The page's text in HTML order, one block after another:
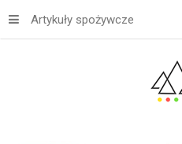
Artykuły spożywcze